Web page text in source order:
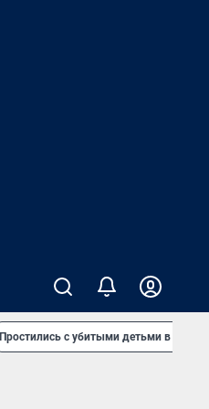
Простились с убитыми детьми в